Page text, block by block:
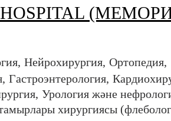
HOSPITAL
Нейрохирургия Ортопедия
Гастроэнтерология
Урология және
хирургиясы